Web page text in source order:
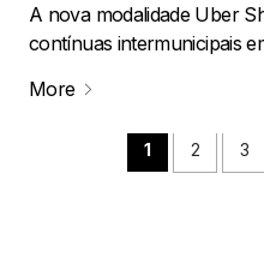
A nova modalidade Uber
contínuas intermunicipais
More
1 2 3